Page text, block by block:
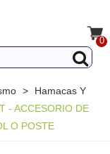
0
>
Hamacas Y
- ACCESORIO DE
O POSTE